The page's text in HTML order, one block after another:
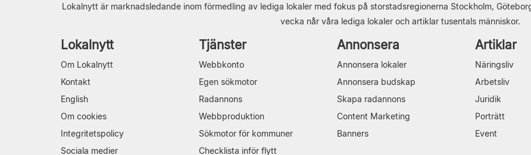
Lokalnytt är marknadsledande inom förmedling av lediga lokaler med fokus på storstadsregionerna Stockholm,
vecka når våra lediga lokaler och artiklar tusentals människor.
Lokalnytt
Om Lokalnytt
Kontakt
English
Om cookies
Integritetspolicy
Sociala medier
Tjänster
Webbkonto
Egen sökmotor
Radannons
Webbproduktion
Sökmotor för kommuner
Checklista inför flytt
Annonsera
Annonsera lokaler
Annonsera budskap
Skapa radannons
Content Marketing
Banners
Artiklar
Näringsliv
Arbetsliv
Juridik
Porträtt
Event